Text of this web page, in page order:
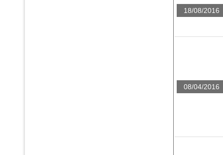
18/08/2016
08/04/2016